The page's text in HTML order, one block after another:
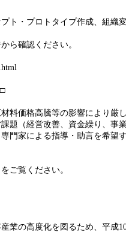
・プロトタイプ作成、組織
ら確認ください。
料価格高騰等の影響により厳
題（経営改善、資金繰り、事業
門家による指導・助言を希望
ご覧ください。
業の高度化を図るため、平成